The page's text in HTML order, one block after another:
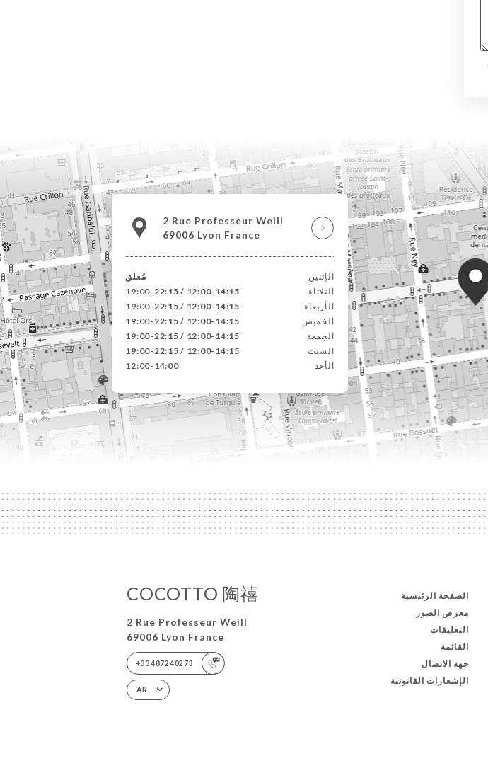
2 Rue Professeur Weill
69006 Lyon France
الإثنين
مُغلق
الثلاثاء
12:00-14:15 / 19:00-22:15
الأربعاء
12:00-14:15 / 19:00-22:15
الخميس
12:00-14:15 / 19:00-22:15
الجمعة
12:00-14:15 / 19:00-22:15
السبت
12:00-14:15 / 19:00-22:15
الأحد
12:00-14:00
COCOTTO 陶禧
2 Rue Professeur Weill
69006 Lyon France
+33487240273
AR
الصفحة الرئيسية
معرض الصور
التعليقات
القائمة
جهة الاتصال
الإشعارات القانونية